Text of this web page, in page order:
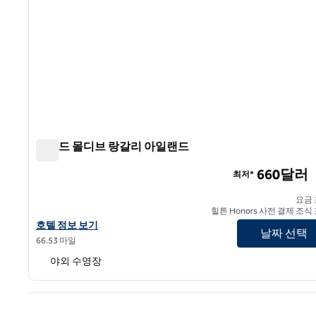
콘래드 몰디브 랑갈리 아일랜드
콘래드 몰디브 랑갈리 아일랜드의 호텔 정보 보기
호텔 정보 보기
66.53 마일
최저* 660달러
요금
힐튼 Honors 사전 결제 조식
날짜 선택
야외 수영장
이